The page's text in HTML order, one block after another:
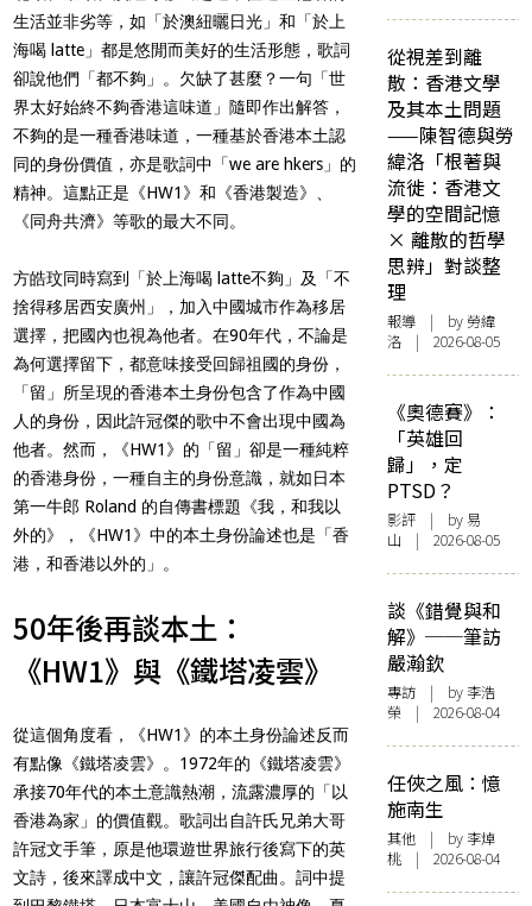
生活並非劣等，如「於澳紐曬日光」和「於上
海喝 latte」都是悠閒而美好的生活形態，歌詞
卻說他們「都不夠」。欠缺了甚麼？一句「世
界太好始終不夠香港這味道」隨即作出解答，
不夠的是一種香港味道，一種基於香港本土認
同的身份價值，亦是歌詞中「we are hkers」的
精神。這點正是《HW1》和《香港製造》、
《同舟共濟》等歌的最大不同。
方皓玟同時寫到「於上海喝 latte不夠」及「不
捨得移居西安廣州」，加入中國城市作為移居
選擇，把國內也視為他者。在90年代，不論是
為何選擇留下，都意味接受回歸祖國的身份，
「留」所呈現的香港本土身份包含了作為中國
人的身份，因此許冠傑的歌中不會出現中國為
他者。然而，《HW1》的「留」卻是一種純粹
的香港身份，一種自主的身份意識，就如日本
第一牛郎 Roland 的自傳書標題《我，和我以
外的》，《HW1》中的本土身份論述也是「香
港，和香港以外的」。
50年後再談本土：
《HW1》與《鐵塔凌雲》
從這個角度看，《HW1》的本土身份論述反而
有點像《鐵塔凌雲》。1972年的《鐵塔凌雲》
承接70年代的本土意識熱潮，流露濃厚的「以
香港為家」的價值觀。歌詞出自許氏兄弟大哥
許冠文手筆，原是他環遊世界旅行後寫下的英
文詩，後來譯成中文，讓許冠傑配曲。詞中提
從視差到離
散：香港文學
及其本土問題
——陳智德與勞
緯洛「根著與
流徙：香港文
學的空間記憶
× 離散的哲學
思辨」對談整
理
報導 | by 勞緯
洛 | 2026-08-05
《奧德賽》：
「英雄回
歸」，定
PTSD？
影評 | by 易
山 | 2026-08-05
談《錯覺與和
解》──筆訪
嚴瀚欽
專訪 | by 李浩
榮 | 2026-08-04
任俠之風：憶
施南生
其他 | by 李焯
桃 | 2026-08-04